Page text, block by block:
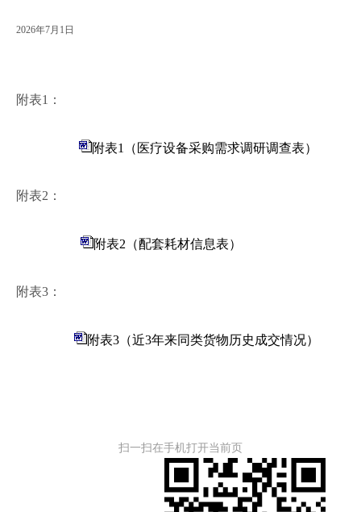
2026年7月 1 日
附表1：
附表1（医疗设备采购需求调研调查表）
附表2：
附表2（配套耗材信息表）
附表3：
附表3（近3年来同类货物历史成交情况）
扫一扫在手机打开当前页